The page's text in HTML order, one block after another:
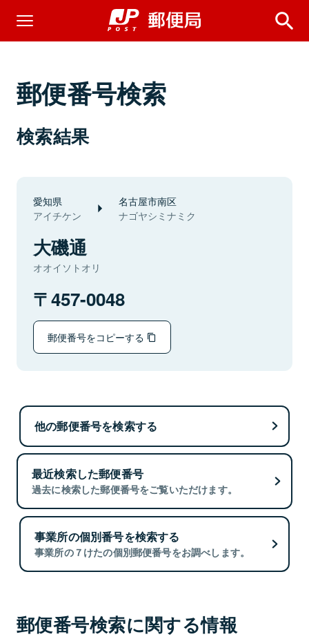
郵便番号検索
検索結果
愛知県
アイチケン
名古屋市南区
ナゴヤシミナミク
大磯通
オオイソトオリ
457-0048
郵便番号をコピーする
他の郵便番号を検索する
最近検索した郵便番号
過去に検索した郵便番号をご覧いただけます。
事業所の個別番号を検索する
事業所の７けたの個別郵便番号をお調べします。
郵便番号検索に関する情報